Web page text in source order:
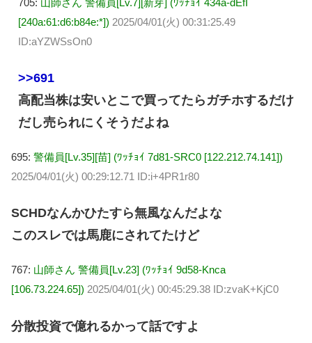
[240a:61:d6:b84e:*]) 2025/04/01(火) 00:31:25.49
ID:aYZWSsOn0
>>691
高配当株は安いとこで買ってたらガチホするだけ
だし売られにくそうだよね
695: 警備員[Lv.35][苗] (ﾜｯﾁｮｲ 7d81-SRC0 [122.212.74.141])
2025/04/01(火) 00:29:12.71 ID:i+4PR1r80
SCHDなんかひたすら無風なんだよな
このスレでは馬鹿にされてたけど
767: 山師さん 警備員[Lv.23] (ﾜｯﾁｮｲ 9d58-Knca
[106.73.224.65]) 2025/04/01(火) 00:45:29.38 ID:zvaK+KjC0
分散投資で億れるかって話ですよ